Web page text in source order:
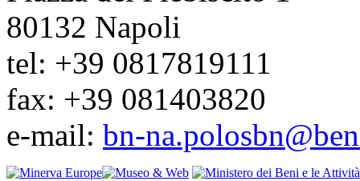
80132 Napoli
tel: +39 0817819111
fax: +39 081403820
e-mail: bn-